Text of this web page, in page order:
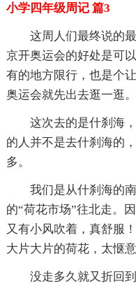
小学四年级周记 篇3
这周人们最终说的
京开奥运会的好处是可
有的地方限行，也是个
奥运会就先出去逛一逛。
这次去的是什刹海
的人并不是去什刹海的
多。
我们是从什刹海的
的“荷花市场”往北走。
又有小风吹着，真舒服
大片大片的荷花，太惬意
没走多久就又折回